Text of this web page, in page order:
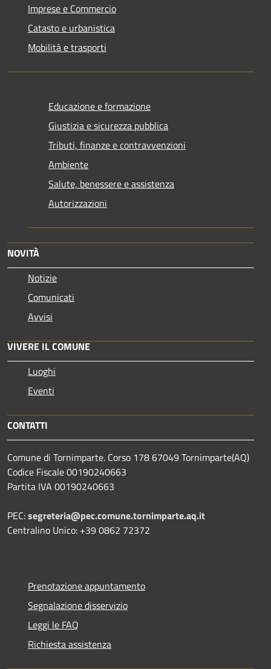
Imprese e Commercio
Catasto e urbanistica
Mobilità e trasporti
Educazione e formazione
Giustizia e sicurezza pubblica
Tributi, finanze e contravvenzioni
Ambiente
Salute, benessere e assistenza
Autorizzazioni
NOVITÀ
Notizie
Comunicati
Avvisi
VIVERE IL COMUNE
Luoghi
Eventi
CONTATTI
Comune di Tornimparte. Corso 178 67049 Tornimparte(AQ)
Codice Fiscale 00190240663
Partita IVA 00190240663
PEC:segreteria@pec.comune.tornimparte.aq.it
Centralino Unico: +39 0862 72372
Prenotazione appuntamento
Segnalazione disservizio
Leggi le FAQ
Richiesta assistenza